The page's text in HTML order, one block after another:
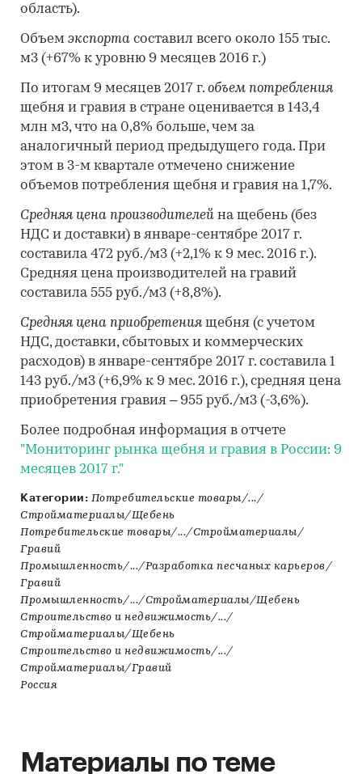
область).
Объем экспорта составил всего около 155 тыс.
м3 (+67% к уровню 9 месяцев 2016 г.)
По итогам 9 месяцев 2017 г. объем потребления
щебня и гравия в стране оценивается в 143,4
млн м3, что на 0,8% больше, чем за
аналогичный период предыдущего года. При
этом в 3-м квартале отмечено снижение
объемов потребления щебня и гравия на 1,7%.
Средняя цена производителей на щебень (без
НДС и доставки) в январе-сентябре 2017 г.
составила 472 руб./м3 (+2,1% к 9 мес. 2016 г.).
Средняя цена производителей на гравий
составила 555 руб./м3 (+8,8%).
Средняя цена приобретения щебня (с учетом
НДС, доставки, сбытовых и коммерческих
расходов) в январе-сентябре 2017 г. составила 1
143 руб./м3 (+6,9% к 9 мес. 2016 г.), средняя цена
приобретения гравия – 955 руб./м3 (-3,6%).
Более подробная информация в отчете
"Мониторинг рынка щебня и гравия в России: 9
месяцев 2017 г."
Категории: Потребительские товары/.../
Стройматериалы/Щебень
Потребительские товары/.../Стройматериалы/
Гравий
Промышленность/.../Разработка песчаных карьеров/
Гравий
Промышленность/.../Стройматериалы/Щебень
Строительство и недвижимость/.../
Стройматериалы/Щебень
Строительство и недвижимость/.../
Стройматериалы/Гравий
Россия
Материалы по теме